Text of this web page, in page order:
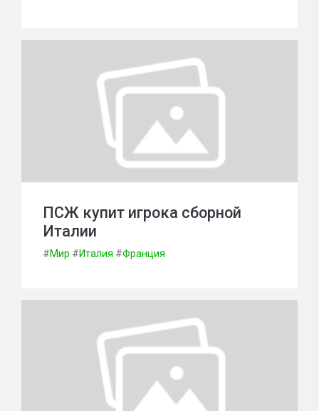
ПСЖ купит игрока сборной
Италии
#Мир #Италия #Франция